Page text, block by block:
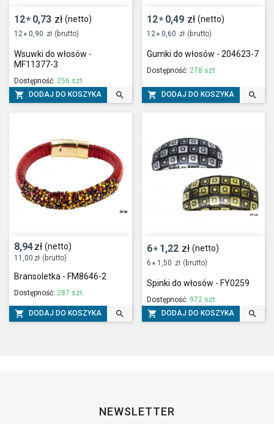
12* 0,73 zł (netto)
12* 0,90 zł (brutto)
Wsuwki do włosów -
MF11377-3
Dostępność: 256 szt.
 DODAJ DO KOSZYKA 
12* 0,49 zł (netto)
12* 0,60 zł (brutto)
Gumki do włosów - 204623-7
Dostępność: 278 szt.
 DODAJ DO KOSZYKA 
8,94zł (netto)
11,00 zł (brutto)
Bransoletka - FM8646-2
Dostępność: 287 szt.
 DODAJ DO KOSZYKA 
6* 1,22 zł (netto)
6 * 1,50 zł (brutto)
Spinki do włosów - FY0259
Dostępność: 972 szt.
 DODAJ DO KOSZYKA 
NEWSLETTER